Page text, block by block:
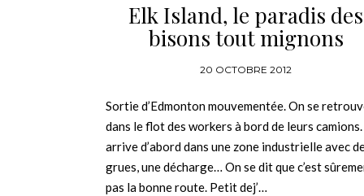
Elk Island, le paradis des
bisons tout mignons
20 OCTOBRE 2012
Sortie d’Edmonton mouvementée. On se
dans le flot des workers à bord de leurs
arrive d’abord dans une zone industrielle avec
grues, une décharge… On se dit que c’est
pas la bonne route. Petit dej’…